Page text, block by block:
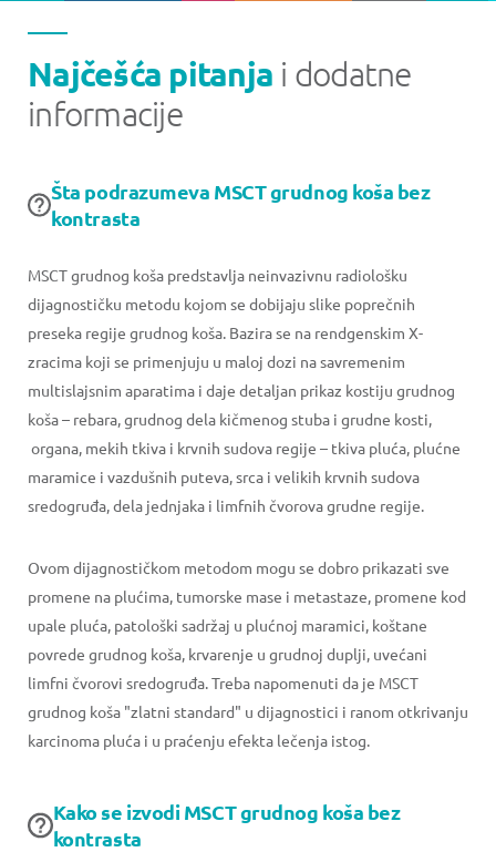
Najčešća pitanja i dodatne
informacije
Šta podrazumeva MSCT grudnog koša bez
kontrasta
MSCT grudnog koša predstavlja neinvazivnu radiološku
dijagnostičku metodu kojom se dobijaju slike poprečnih
preseka regije grudnog koša. Bazira se na rendgenskim X-
zracima koji se primenjuju u maloj dozi na savremenim
multislajsnim aparatima i daje detaljan prikaz kostiju grudnog
koša – rebara, grudnog dela kičmenog stuba i grudne kosti,
organa, mekih tkiva i krvnih sudova regije – tkiva pluća, plućne
maramice i vazdušnih puteva, srca i velikih krvnih sudova
sredogruđa, dela jednjaka i limfnih čvorova grudne regije.
Ovom dijagnostičkom metodom mogu se dobro prikazati sve
promene na plućima, tumorske mase i metastaze, promene kod
upale pluća, patološki sadržaj u plućnoj maramici, koštane
povrede grudnog koša, krvarenje u grudnoj duplji, uvećani
limfni čvorovi sredogruđa. Treba napomenuti da je MSCT
grudnog koša "zlatni standard" u dijagnostici i ranom otkrivanju
karcinoma pluća i u praćenju efekta lečenja istog.
Kako se izvodi MSCT grudnog koša bez
kontrasta